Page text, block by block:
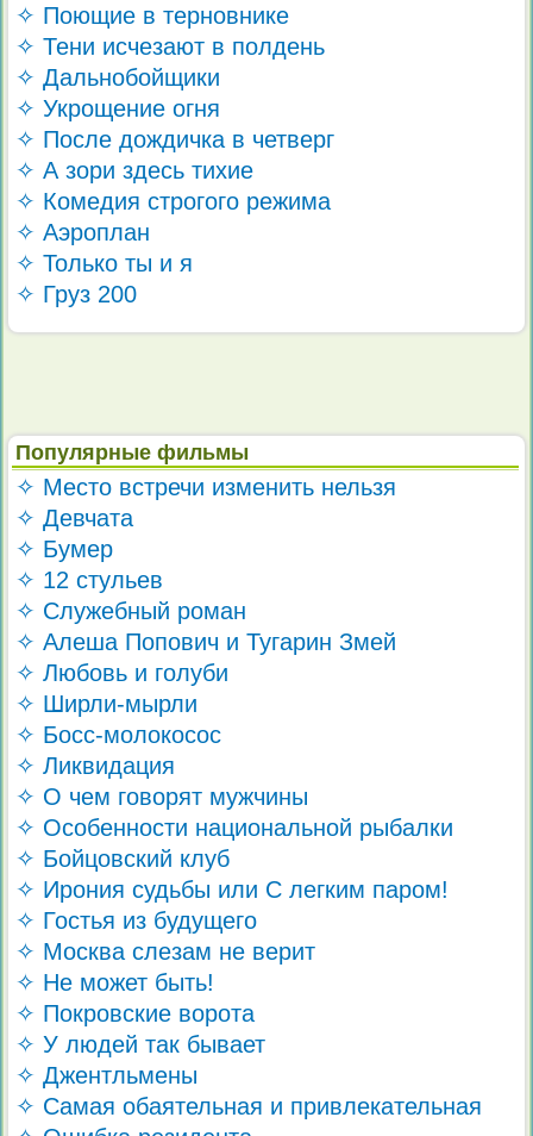
✧ Поющие в терновнике
✧ Тени исчезают в полдень
✧ Дальнобойщики
✧ Укрощение огня
✧ После дождичка в четверг
✧ А зори здесь тихие
✧ Комедия строгого режима
✧ Аэроплан
✧ Только ты и я
✧ Груз 200
Популярные фильмы
✧ Место встречи изменить нельзя
✧ Девчата
✧ Бумер
✧ 12 стульев
✧ Служебный роман
✧ Алеша Попович и Тугарин Змей
✧ Любовь и голуби
✧ Ширли-мырли
✧ Босс-молокосос
✧ Ликвидация
✧ О чем говорят мужчины
✧ Особенности национальной рыбалки
✧ Бойцовский клуб
✧ Ирония судьбы или С легким паром!
✧ Гостья из будущего
✧ Москва слезам не верит
✧ Не может быть!
✧ Покровские ворота
✧ У людей так бывает
✧ Джентльмены
✧ Самая обаятельная и привлекательная